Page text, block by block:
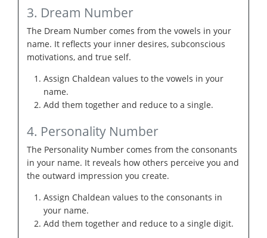
3. Dream Number
The Dream Number comes from the vowels in your
name. It reflects your inner desires, subconscious
motivations, and true self.
Assign Chaldean values to the vowels in your
name.
Add them together and reduce to a single.
4. Personality Number
The Personality Number comes from the consonants
in your name. It reveals how others perceive you and
the outward impression you create.
Assign Chaldean values to the consonants in
your name.
Add them together and reduce to a single digit.